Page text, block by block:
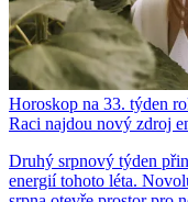
Horoskop na 33. týden
Raci najdou nový zdroj
Druhý srpnový týden
energií tohoto léta.